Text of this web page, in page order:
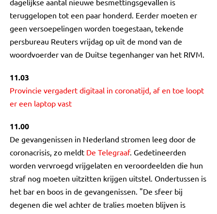
dagelijkse aantal nieuwe besmettingsgevallen is
teruggelopen tot een paar honderd. Eerder moeten er
geen versoepelingen worden toegestaan, tekende
persbureau Reuters vrijdag op uit de mond van de
woordvoerder van de Duitse tegenhanger van het RIVM.
11.03
Provincie vergadert digitaal in coronatijd, af en toe loopt
er een laptop vast
11.00
De gevangenissen in Nederland stromen leeg door de
coronacrisis, zo meldt De Telegraaf. Gedetineerden
worden vervroegd vrijgelaten en veroordeelden die hun
straf nog moeten uitzitten krijgen uitstel. Ondertussen is
het bar en boos in de gevangenissen. "De sfeer bij
degenen die wel achter de tralies moeten blijven is